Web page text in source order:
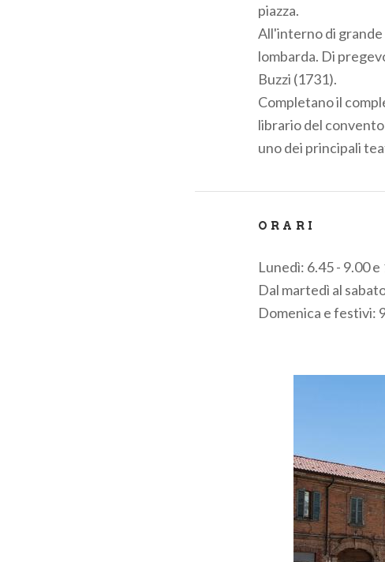
piazza.
All'interno di
lombarda. Di
Buzzi (1731).
Completano il
librario del
uno dei principali
ORARI
Lunedì: 6.45 - 9.00
Dal martedì al
Domenica e festivi: